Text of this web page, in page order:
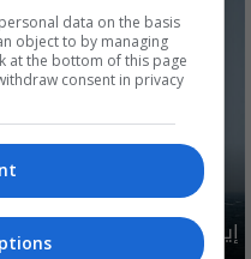
إيران تطرح 6 شروط مقابل فتح هرمز بينها تتعلق بالعراق
data on the basis
object to by managing
at the bottom of this page
consent in privacy